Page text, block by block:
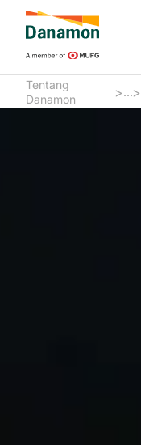
Tentang
Danamon
> ...>